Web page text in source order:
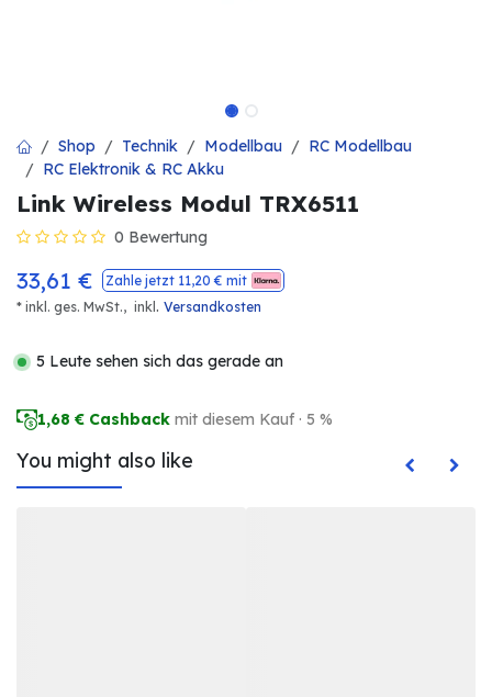
Shop Technik Modellbau
RC Modellbau
RC Elektronik & RC Akku
Link Wireless Modul TRX6511
0 Bewertung
33,61 € Zahle jetzt 11,20 € mit
* inkl. ges. MwSt., inkl . Versandkosten
5 Leute sehen sich das gerade an
1,68 € Cashback mit diesem Kauf · 5 %
You might also like